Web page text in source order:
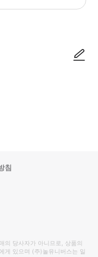
침
의 당사자가 아니므로, 상품의
게 있으며 (주)놀유니버스는 일